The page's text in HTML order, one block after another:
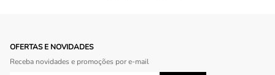
OFERTAS E NOVIDADES
Receba novidades e promoções por e-mail